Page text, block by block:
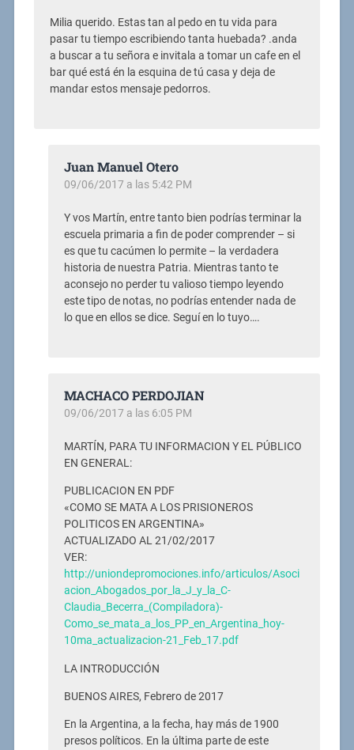
Milia querido. Estas tan al pedo en tu vida para
pasar tu tiempo escribiendo tanta huebada? .anda
a buscar a tu señora e invitala a tomar un cafe en el
bar qué está én la esquina de tú casa y deja de
mandar estos mensaje pedorros.
Juan Manuel Otero
09/06/2017 a las 5:42 PM
Y vos Martín, entre tanto bien podrías terminar la
escuela primaria a fin de poder comprender – si
es que tu cacúmen lo permite – la verdadera
historia de nuestra Patria. Mientras tanto te
aconsejo no perder tu valioso tiempo leyendo
este tipo de notas, no podrías entender nada de
lo que en ellos se dice. Seguí en lo tuyo….
MACHACO PERDOJIAN
09/06/2017 a las 6:05 PM
MARTÍN, PARA TU INFORMACION Y EL PÚBLICO
EN GENERAL:
PUBLICACION EN PDF
«COMO SE MATA A LOS PRISIONEROS
POLITICOS EN ARGENTINA»
ACTUALIZADO AL 21/02/2017
VER:
http://uniondepromociones.info/articulos/Asoci
acion_Abogados_por_la_J_y_la_C-
Claudia_Becerra_(Compiladora)-
Como_se_mata_a_los_PP_en_Argentina_hoy-
10ma_actualizacion-21_Feb_17.pdf
LA INTRODUCCIÓN
BUENOS AIRES, Febrero de 2017
En la Argentina, a la fecha, hay más de 1900
presos políticos. En la última parte de este